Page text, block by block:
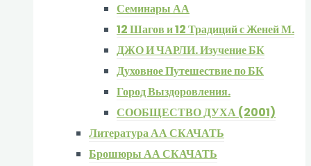
Семинары АА
12 Шагов и 12 Традиций с Женей М.
ДЖО И ЧАРЛИ. Изучение БК
Духовное Путешествие по БК
Город Выздоровления.
СООБЩЕСТВО ДУХА (2001)
Литература АА СКАЧАТЬ
Брошюры АА СКАЧАТЬ